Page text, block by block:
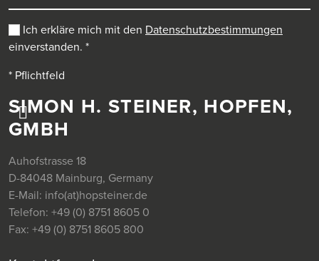
SIMON H. STEINER, HOPFEN,
GMBH
Auhofstrasse 18
D-84048 Mainburg, Germany
E-Mail: info(at)hopsteiner.de
Telefon: +49 (0) 8751 8605 0
Fax: +49 (0) 8751 8605 800
Ich erkläre mich mit den Datenschutzbestimmungen
einverstanden. *
* Pflichtfeld